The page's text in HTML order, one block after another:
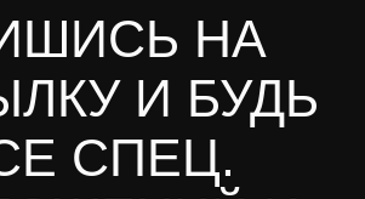
НА
И БУДЬ
СПЕЦ.